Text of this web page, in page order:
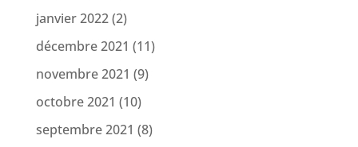
janvier 2022(2)
décembre 2021 (11)
novembre 2021 (9)
octobre 2021 (10)
septembre 2021 (8)